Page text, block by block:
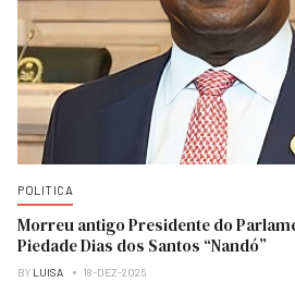
POLITICA
Morreu antigo Presidente do
Piedade Dias dos Santos “Nandó”
BY LUISA 18-DEZ-2025